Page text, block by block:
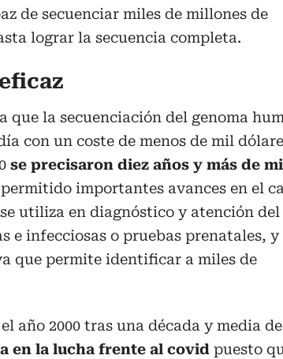
de secuenciar miles de millones de
lograr la secuencia completa.
que la secuenciación del genoma
con un coste de menos de mil
se precisaron diez años y más de
importantes avances en el
utiliza en diagnóstico y atención del
e infecciosas o pruebas prenatales, y
que permite identificar a miles de
año 2000 tras una década y media de
en la lucha frente al covid puesto